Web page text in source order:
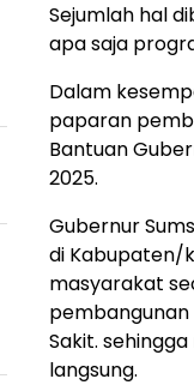
Sejumlah hal
apa saja
Dalam
paparan
Bantuan
2025.
Gubernur
di Kabupaten/
masyarakat
pembangunan
Sakit.
langsung.